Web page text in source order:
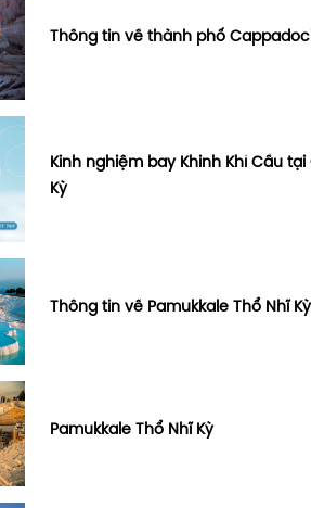
Thông tin về thành phố
Kinh nghiệm bay Khinh Khí Cầu
Kỳ
Thông tin về Pamukkale Thổ Nhĩ Kỳ
Pamukkale Thổ Nhĩ Kỳ